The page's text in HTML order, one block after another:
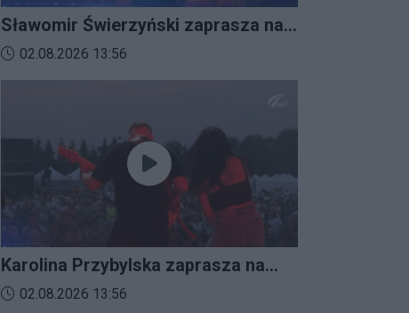
Sławomir Świerzyński zaprasza na
Imprezalia 2026
Data dodania materiału wideo:
02.08.2026 13:56
Karolina Przybylska zaprasza na
Imprezalia 2026
Data dodania materiału wideo:
02.08.2026 13:56